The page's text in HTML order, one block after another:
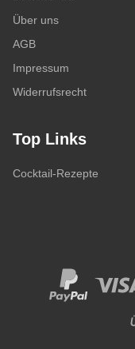
Über uns
AGB
Impressum
Widerrufsrecht
Top Links
Cocktail-Rezepte